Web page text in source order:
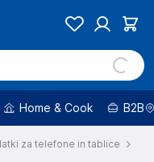
Home & Cook B2B
za telefone in tablice